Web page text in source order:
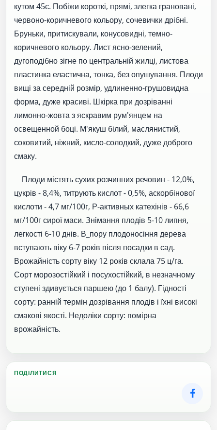
кутом 45є. Побіжи короткі, прямі, злегка грановані,
червоно-коричневого кольору, сочевички дрібні.
Бруньки, притискували, конусовидні, темно-
коричневого кольору. Лист ясно-зелений,
дугоподібно зігне по центральній жилці, листова
пластинка еластична, тонка, без опушування. Плоди
вищі за середній розмір, удлиненно-грушовидна
форма, дуже красиві. Шкірка при дозріванні
лимонно-жовта з яскравим рум'янцем на
освещенной боці. М'якуш білий, маслянистий,
соковитий, ніжний, кисло-солодкий, дуже доброго
смаку.
Плоди містять сухих розчинних речовин - 12,0%,
цукрів - 8,4%, титрують кислот - 0,5%, аскорбінової
кислоти - 4,7 мг/100г, Р-активных катехінів - 66,6
мг/100г сирої маси. Знімання плодів 5-10 липня,
легкості 6-10 днів. В_пору плодоносіння дерева
вступають віку 6-7 років після посадки в сад.
Врожайність сорту віку 12 років склала 75 ц/га.
Сорт морозостійкий і посухостійкий, в незначному
ступені здивується паршею (до 1 балу). Гідності
сорту: ранній термін дозрівання плодів і їхні високі
смакові якості. Недоліки сорту: помірна
врожайність.
ПОДІЛИТИСЯ